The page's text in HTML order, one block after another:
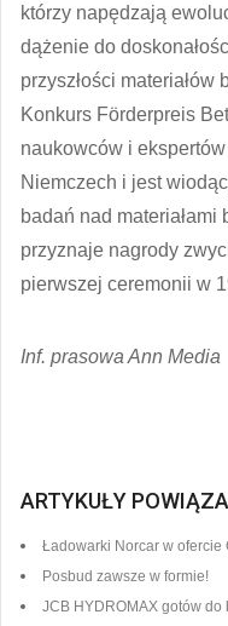
którzy napędzają
dążenie do
przyszłości materiałów
Konkurs Förderpreis
naukowców i
Niemczech i jest
badań nad
przyznaje nagrody
pierwszej ceremonii w
Inf. prasowa Ann Media
ARTYKUŁY
Ładowarki Norcar w ofercie
Posbud zawsze w formie!
JCB HYDROMAX gotów do